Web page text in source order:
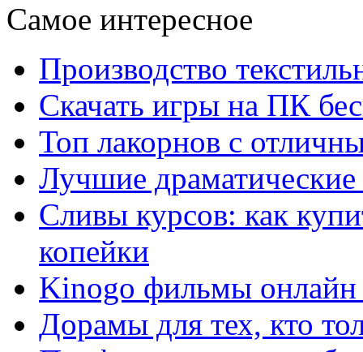
Самое интересное
Производство
Скачать игры на ПК
Топ лакорнов с
Лучшие
Сливы курсов: как
копейки
Kinogo фильмы онлайн
Дорамы для тех, кто